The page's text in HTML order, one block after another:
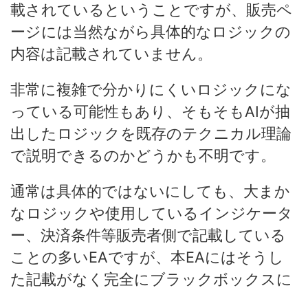
載されているということですが、販売ペ
ージには当然ながら具体的なロジックの
内容は記載されていません。
非常に複雑で分かりにくいロジックにな
っている可能性もあり、そもそもAIが抽
出したロジックを既存のテクニカル理論
で説明できるのかどうかも不明です。
通常は具体的ではないにしても、大まか
なロジックや使用しているインジケータ
ー、決済条件等販売者側で記載している
ことの多いEAですが、本EAにはそうし
た記載がなく完全にブラックボックスに